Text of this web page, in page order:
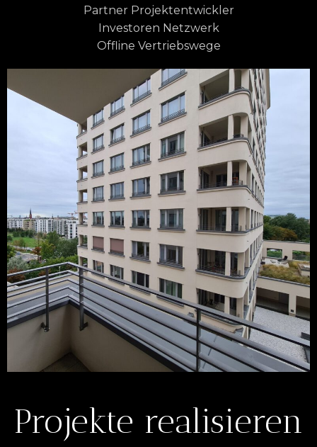
Partner Projektentwickler
Investoren Netzwerk
Offline Vertriebswege
Projekte realisieren